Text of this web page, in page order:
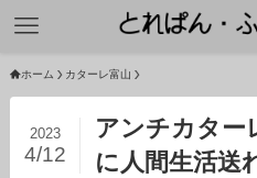
ホーム カターレ富山
アンチカター
に人間生活送
2023
4/12